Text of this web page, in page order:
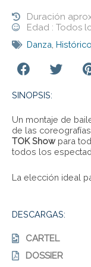
Duración
Edad : Todos
Danza Histórico
SINOPSIS:
Un montaje de
de las
TOK Showpara
todos los
La elección ideal
DESCARGAS:
CARTEL
DOSSIER